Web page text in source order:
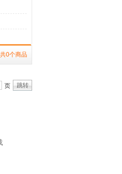
共0个商品
页 跳转